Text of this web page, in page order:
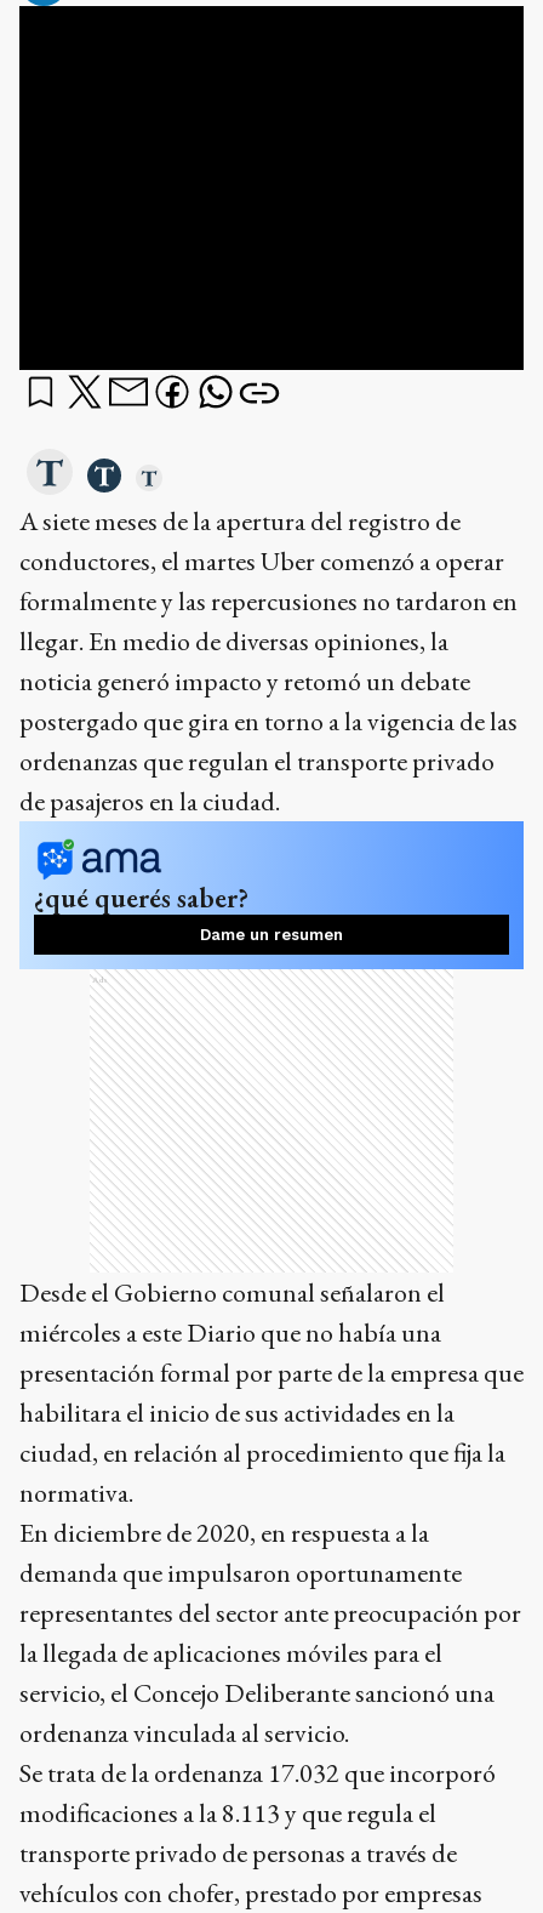
A siete meses de la apertura del registro de
conductores, el martes Uber comenzó a operar
formalmente y las repercusiones no tardaron en
llegar. En medio de diversas opiniones, la
noticia generó impacto y retomó un debate
postergado que gira en torno a la vigencia de las
ordenanzas que regulan el transporte privado
de pasajeros en la ciudad.
¿qué querés saber?
Dame un resumen
Ads
Desde el Gobierno comunal señalaron el
miércoles a este Diario que no había una
presentación formal por parte de la empresa que
habilitara el inicio de sus actividades en la
ciudad, en relación al procedimiento que fija la
normativa.
En diciembre de 2020, en respuesta a la
demanda que impulsaron oportunamente
representantes del sector ante preocupación por
la llegada de aplicaciones móviles para el
servicio, el Concejo Deliberante sancionó una
ordenanza vinculada al servicio.
Se trata de la ordenanza 17.032 que incorporó
modificaciones a la 8.113 y que regula el
transporte privado de personas a través de
vehículos con chofer, prestado por empresas